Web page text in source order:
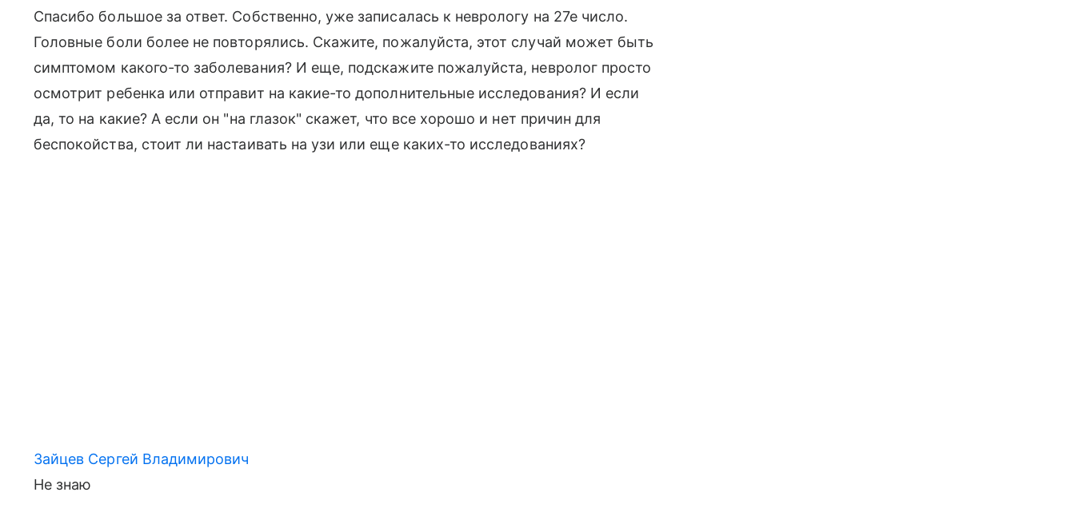
Спасибо большое за ответ. Собственно, уже записалась к неврологу на 27е число.
Головные боли более не повторялись. Скажите, пожалуйста, этот случай может быть
симптомом какого-то заболевания? И еще, подскажите пожалуйста, невролог просто
осмотрит ребенка или отправит на какие-то дополнительные исследования? И если
да, то на какие? А если он "на глазок" скажет, что все хорошо и нет причин для
беспокойства, стоит ли настаивать на узи или еще каких-то исследованиях?
Зайцев Сергей Владимирович
Не знаю